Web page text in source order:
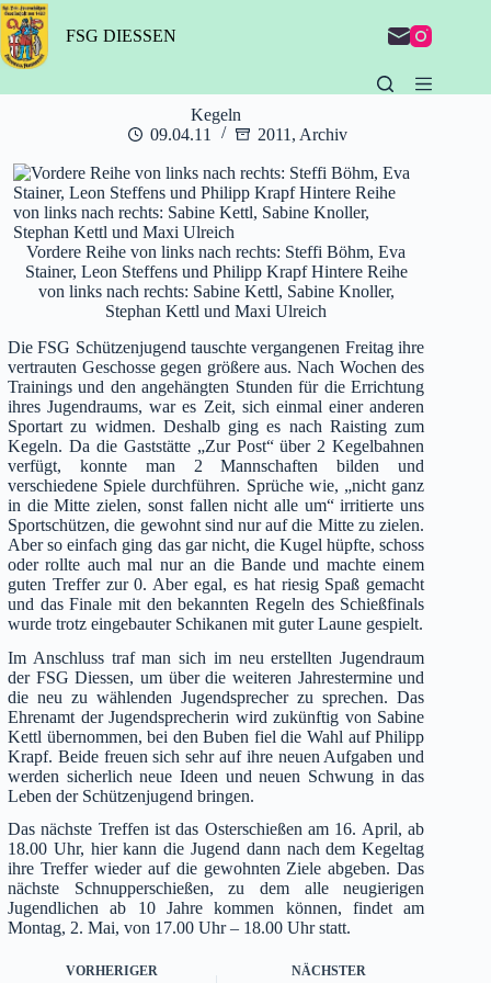
Zum
Inhalt
springen
FSG DIESSEN
Kegeln
09.04.11
2011 , Archiv
Vordere Reihe von links nach rechts: Steffi Böhm, Eva
Stainer, Leon Steffens und Philipp Krapf Hintere Reihe
von links nach rechts: Sabine Kettl, Sabine Knoller,
Stephan Kettl und Maxi Ulreich
Die FSG Schützenjugend tauschte vergangenen Freitag ihre
vertrauten Geschosse gegen größere aus. Nach Wochen des
Trainings und den angehängten Stunden für die Errichtung
ihres Jugendraums, war es Zeit, sich einmal einer anderen
Sportart zu widmen. Deshalb ging es nach Raisting zum
Kegeln. Da die Gaststätte „Zur Post“ über 2 Kegelbahnen
verfügt, konnte man 2 Mannschaften bilden und
verschiedene Spiele durchführen. Sprüche wie, „nicht ganz
in die Mitte zielen, sonst fallen nicht alle um“ irritierte uns
Sportschützen, die gewohnt sind nur auf die Mitte zu zielen.
Aber so einfach ging das gar nicht, die Kugel hüpfte, schoss
oder rollte auch mal nur an die Bande und machte einem
guten Treffer zur 0. Aber egal, es hat riesig Spaß gemacht
und das Finale mit den bekannten Regeln des Schießfinals
wurde trotz eingebauter Schikanen mit guter Laune gespielt.
Im Anschluss traf man sich im neu erstellten Jugendraum
der FSG Diessen, um über die weiteren Jahrestermine und
die neu zu wählenden Jugendsprecher zu sprechen. Das
Ehrenamt der Jugendsprecherin wird zukünftig von Sabine
Kettl übernommen, bei den Buben fiel die Wahl auf Philipp
Krapf. Beide freuen sich sehr auf ihre neuen Aufgaben und
werden sicherlich neue Ideen und neuen Schwung in das
Leben der Schützenjugend bringen.
Das nächste Treffen ist das Osterschießen am 16. April, ab
18.00 Uhr, hier kann die Jugend dann nach dem Kegeltag
ihre Treffer wieder auf die gewohnten Ziele abgeben. Das
nächste Schnupperschießen, zu dem alle neugierigen
Jugendlichen ab 10 Jahre kommen können, findet am
Montag, 2. Mai, von 17.00 Uhr – 18.00 Uhr statt.
VORHERIGER NÄCHSTER